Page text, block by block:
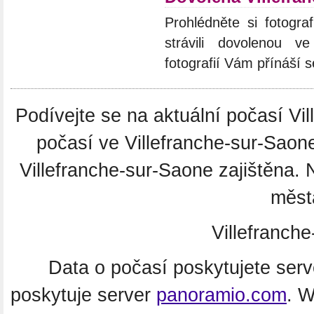
Prohlédněte si
strávili dovolenou ve
fotografií Vám přínáší
Podívejte se na aktuální počasí
počasí ve Villefranche-sur-
Villefranche-sur-Saone
Data o počasí poskytujete
poskytuje server panoramio.com.